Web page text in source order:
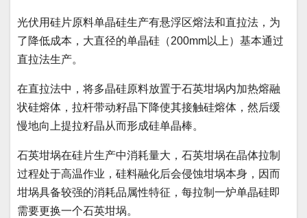
光伏用硅片原料单晶硅生产有悬浮区熔法和直拉法，为
了降低成本，大直径的单晶硅（200mm以上）基本通过
直拉法生产。
在直拉法中，将多晶硅原料放置于石英坩埚内加热熔融
状硅熔体，拉杆带动籽晶下降使其接触硅熔体，然后缓
慢地向上提拉籽晶从而形成硅单晶棒。
石英坩埚在硅片生产中消耗量大，石英坩埚在晶体拉制
过程处于高温作业，硅料融化后会侵蚀坩埚本身，因而
坩埚具备较强的消耗品属性特征，每拉制一炉单晶硅即
需要更换一个石英坩埚。